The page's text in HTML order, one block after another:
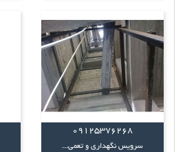
09125376268
سرویس نگهداری و تعمی...